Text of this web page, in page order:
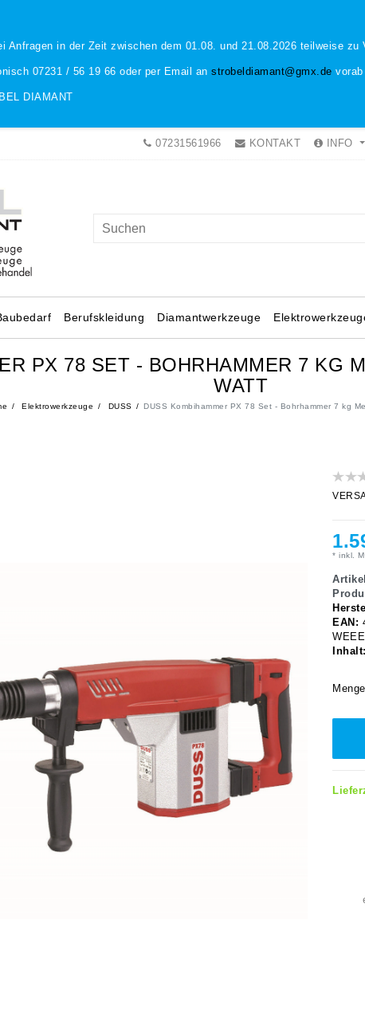
Anfragen in der Zeit zwischen dem 01.08. und 21.08.2026 teilweise zu
07231 / 56 19 66 oder per Email an strobeldiamant@gmx.de
DIAMANT
07231561966 KONTAKT INFO
Berufskleidung Diamantwerkzeuge
PX 78 SET - BOHRHAMMER 7 KG
ATT
Elektrowerkzeuge DUSS DUSS Kombihammer PX 78 Set - Bohrhammer 7 kg
* inkl.
EAN:
Inhalt: